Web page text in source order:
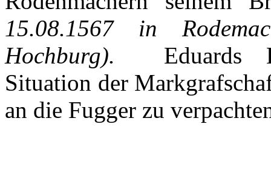
15.08.1567 in
Hochburg). Eduards
Situation der
an die Fugger zu